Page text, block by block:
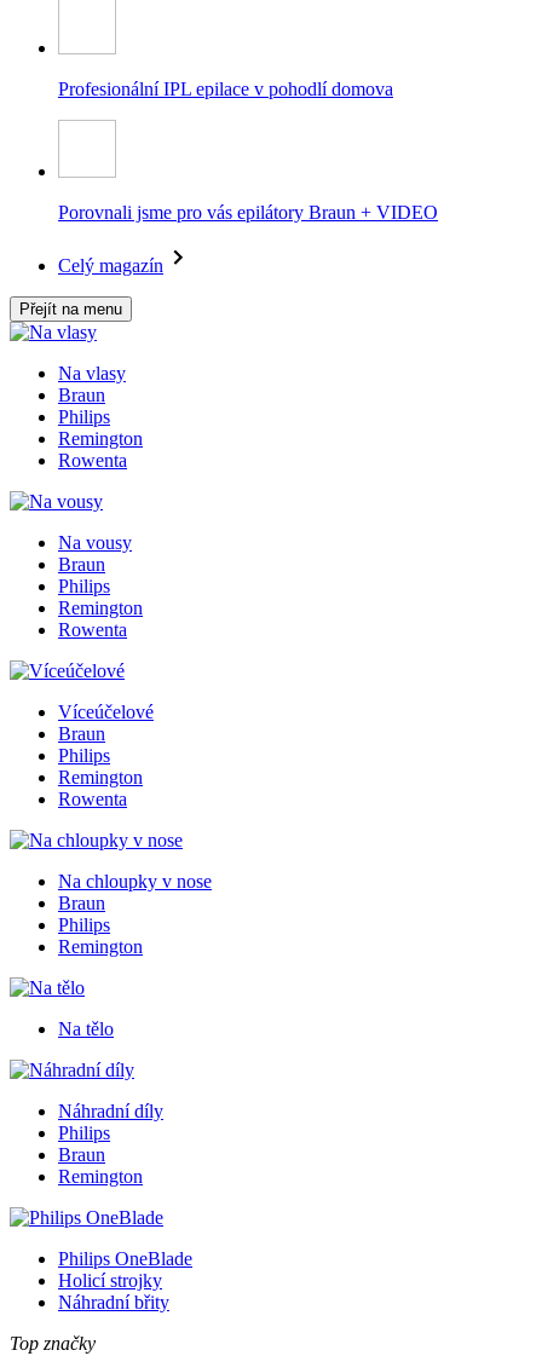
Profesionální IPL epilace v pohodlí domova
Porovnali jsme pro vás epilátory Braun + VIDEO
Celý magazín
Přejít na menu
Na vlasy
Braun
Philips
Remington
Rowenta
Na vousy
Braun
Philips
Remington
Rowenta
Víceúčelové
Braun
Philips
Remington
Rowenta
Na chloupky v nose
Braun
Philips
Remington
Na tělo
Náhradní díly
Philips
Braun
Remington
Philips OneBlade
Holicí strojky
Náhradní břity
Top značky